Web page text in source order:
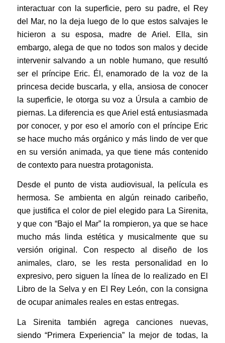
interactuar con la superficie, pero su padre, el Rey
del Mar, no la deja luego de lo que estos salvajes le
hicieron a su esposa, madre de Ariel. Ella, sin
embargo, alega de que no todos son malos y decide
intervenir salvando a un noble humano, que resultó
ser el príncipe Eric. Él, enamorado de la voz de la
princesa decide buscarla, y ella, ansiosa de conocer
la superficie, le otorga su voz a Úrsula a cambio de
piernas. La diferencia es que Ariel está entusiasmada
por conocer, y por eso el amorío con el príncipe Eric
se hace mucho más orgánico y más lindo de ver que
en su versión animada, ya que tiene más contenido
de contexto para nuestra protagonista.
Desde el punto de vista audiovisual, la película es
hermosa. Se ambienta en algún reinado caribeño,
que justifica el color de piel elegido para La Sirenita,
y que con “Bajo el Mar” la rompieron, ya que se hace
mucho más linda estética y musicalmente que su
versión original. Con respecto al diseño de los
animales, claro, se les resta personalidad en lo
expresivo, pero siguen la línea de lo realizado en El
Libro de la Selva y en El Rey León, con la consigna
de ocupar animales reales en estas entregas.
La Sirenita también agrega canciones nuevas,
siendo “Primera Experiencia” la mejor de todas, la